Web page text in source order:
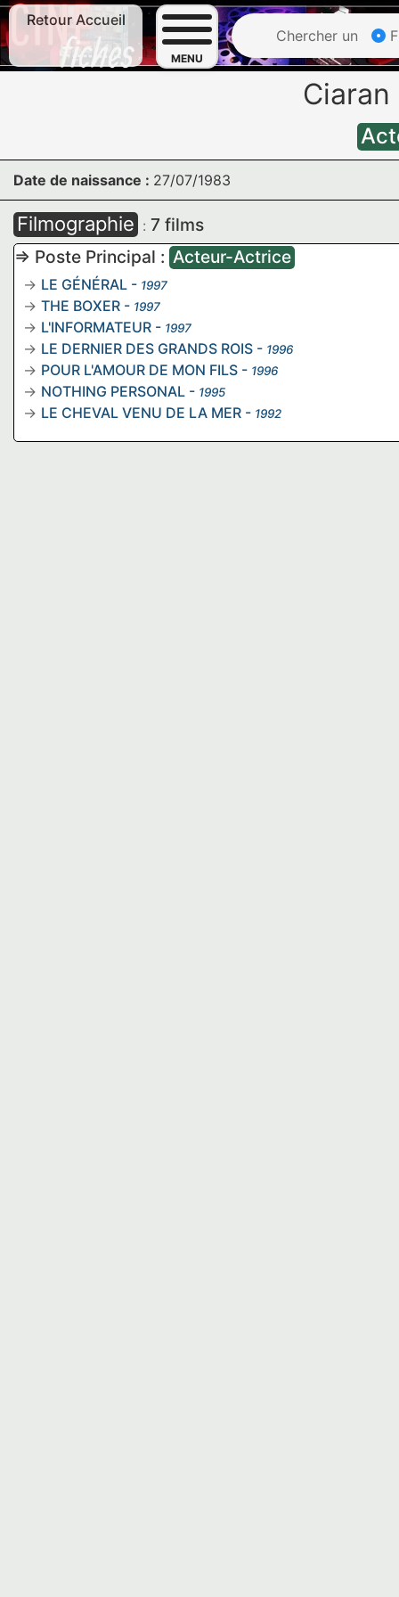
Retour Accueil
MENU
Chercher un
Ciaran
Date de naissance : 27/07/1983
Filmographie : 7 films
=> Poste Principal : Acteur-Actrice
LE GÉNÉRAL - 1997
THE BOXER - 1997
L'INFORMATEUR - 1997
LE DERNIER DES GRANDS ROIS - 1996
POUR L'AMOUR DE MON FILS - 1996
NOTHING PERSONAL - 1995
LE CHEVAL VENU DE LA MER - 1992